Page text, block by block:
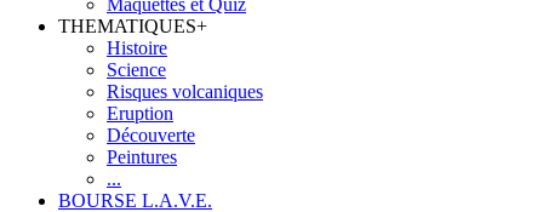
Maquettes et Quiz
THEMATIQUES+
Histoire
Science
Risques volcaniques
Eruption
Découverte
Peintures
...
BOURSE L.A.V.E.